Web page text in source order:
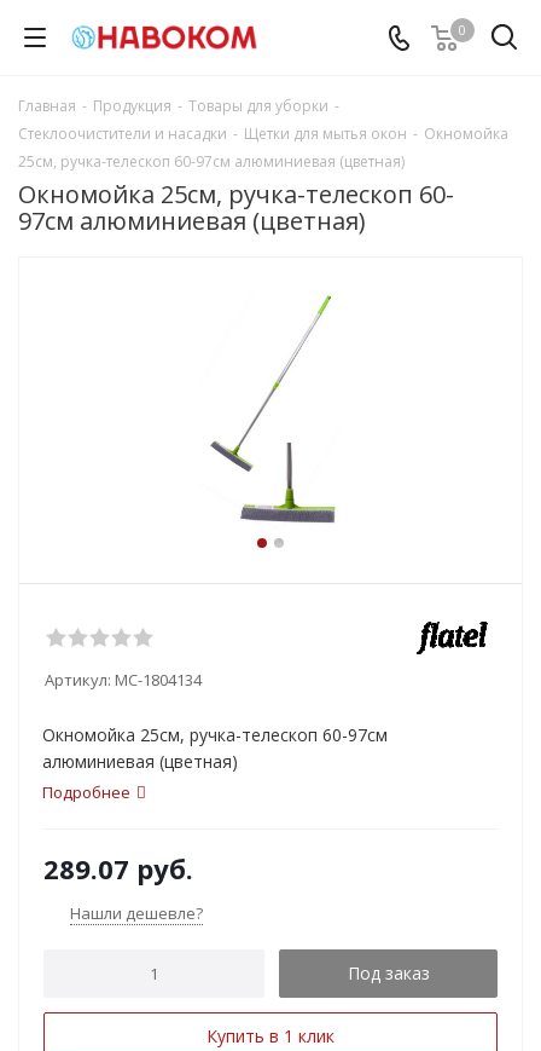
0
Главная - Продукция - Товары для уборки -
Стеклоочистители и насадки - Щетки для мытья окон - Окномойка
25см, ручка-телескоп 60-97см алюминиевая (цветная)
Окномойка 25см, ручка-телескоп 60-
97см алюминиевая (цветная)
Артикул: MC-1804134
Окномойка 25см, ручка-телескоп 60-97см
алюминиевая (цветная)
Подробнее
289.07 руб.
Нашли дешевле?
Под заказ
Купить в 1 клик